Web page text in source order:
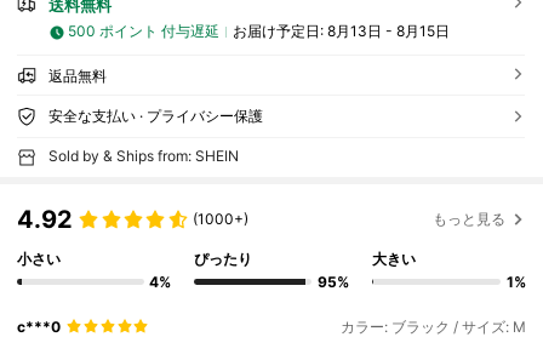
送料無料
500 ポイント 付与遅延 お届け予定日: 8月13日 - 8月15日
返品無料
安全な支払い · プライバシー保護
Sold by & Ships from: SHEIN
4.92 (1000+) もっと見る
小さい
4%
ぴったり
95%
大きい
1%
c***0 カラー: ブラック / サイズ: M